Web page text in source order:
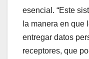
esencial. “Este
la manera en que
entregar datos
receptores, que